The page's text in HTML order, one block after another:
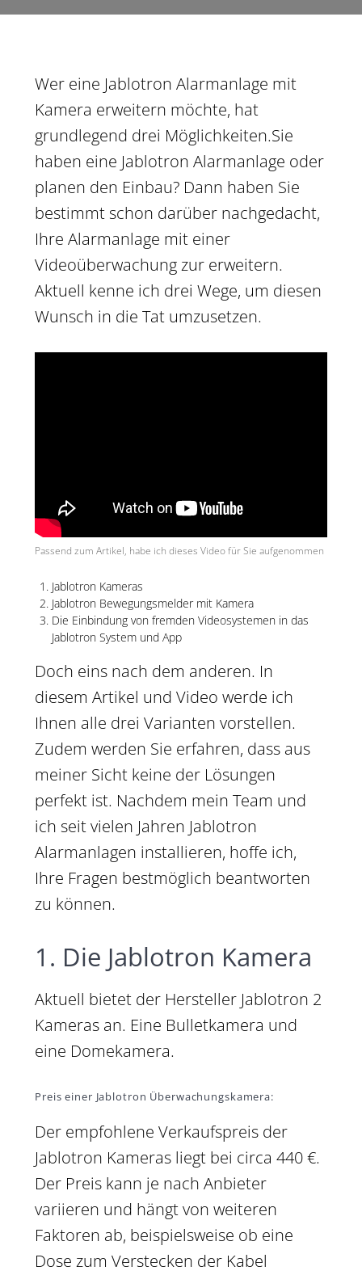
Wer eine Jablotron Alarmanlage mit
Kamera erweitern möchte, hat
grundlegend drei Möglichkeiten.Sie
haben eine Jablotron Alarmanlage oder
planen den Einbau? Dann haben Sie
bestimmt schon darüber nachgedacht,
Ihre Alarmanlage mit einer
Videoüberwachung zur erweitern.
Aktuell kenne ich drei Wege, um diesen
Wunsch in die Tat umzusetzen.
Passend zum Artikel, habe ich dieses Video für Sie aufgenommen
Jablotron Kameras
Jablotron Bewegungsmelder mit Kamera
Die Einbindung von fremden Videosystemen in das
Jablotron System und App
Doch eins nach dem anderen. In
diesem Artikel und Video werde ich
Ihnen alle drei Varianten vorstellen.
Zudem werden Sie erfahren, dass aus
meiner Sicht keine der Lösungen
perfekt ist. Nachdem mein Team und
ich seit vielen Jahren Jablotron
Alarmanlagen installieren, hoffe ich,
Ihre Fragen bestmöglich beantworten
zu können.
1. Die Jablotron Kamera
Aktuell bietet der Hersteller Jablotron 2
Kameras an. Eine Bulletkamera und
eine Domekamera.
Preis einer Jablotron Überwachungskamera:
Der empfohlene Verkaufspreis der
Jablotron Kameras liegt bei circa 440 €.
Der Preis kann je nach Anbieter
variieren und hängt von weiteren
Faktoren ab, beispielsweise ob eine
Dose zum Verstecken der Kabel